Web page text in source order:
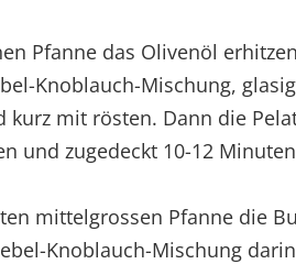
Pfanne das Olivenöl
Knoblauch-Mischung,
kurz mit rösten. Dann die
und zugedeckt 10-12
mittelgrossen Pfanne die
Knoblauch-Mischung